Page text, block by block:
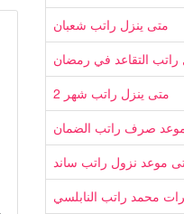
متى ينزل راتب شعبان
راتب التقاعد في رمضان
متى ينزل راتب شهر 2
صرف راتب الضمان
موعد نزول راتب ساند
محمد راتب النابلسي